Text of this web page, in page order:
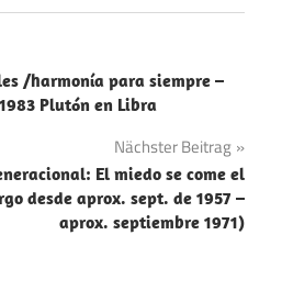
/harmonía para siempre –
Plutón en Libra
Nächster Beitrag
El miedo se come el
desde aprox. sept. de 1957 –
aprox. septiembre 1971)